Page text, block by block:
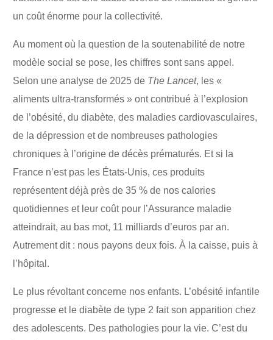
un coût énorme pour la collectivité.
Au moment où la question de la soutenabilité de notre
modèle social se pose, les chiffres sont sans appel.
Selon une analyse de 2025 de The Lancet, les «
aliments ultra-transformés » ont contribué à l’explosion
de l’obésité, du diabète, des maladies cardiovasculaires,
de la dépression et de nombreuses pathologies
chroniques à l’origine de décès prématurés. Et si la
France n’est pas les États-Unis, ces produits
représentent déjà près de 35 % de nos calories
quotidiennes et leur coût pour l’Assurance maladie
atteindrait, au bas mot, 11 milliards d’euros par an.
Autrement dit : nous payons deux fois. À la caisse, puis à
l’hôpital.
Le plus révoltant concerne nos enfants. L’obésité infantile
progresse et le diabète de type 2 fait son apparition chez
des adolescents. Des pathologies pour la vie. C’est du